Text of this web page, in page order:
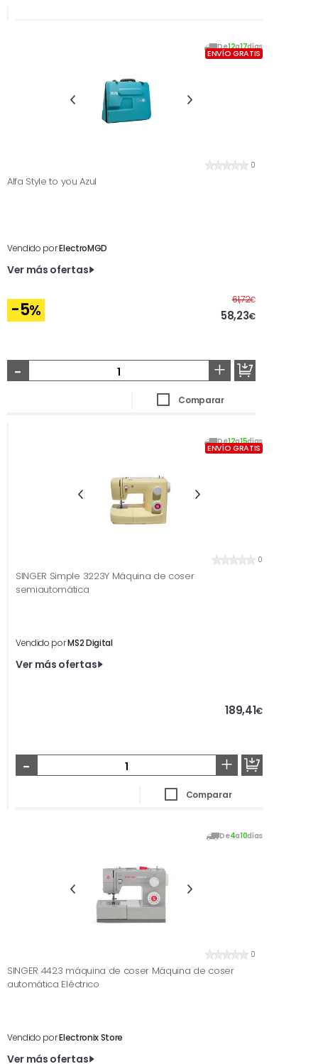
De12a17días
ENVÍO GRATIS
0
Alfa Style to you Azul
Vendido porElectroMGD
Ver más ofertas
-5%
61,72€Antes
58,23€
- +
Comparar
De12a15días
ENVÍO GRATIS
0
SINGER Simple 3223Y Máquina de coser
semiautomática
Vendido porMS2 Digital
Ver más ofertas
189,41€
- +
Comparar
De4a10días
0
SINGER 4423 máquina de coser Máquina de coser
automática Eléctrico
Vendido porElectronix Store
Ver más ofertas